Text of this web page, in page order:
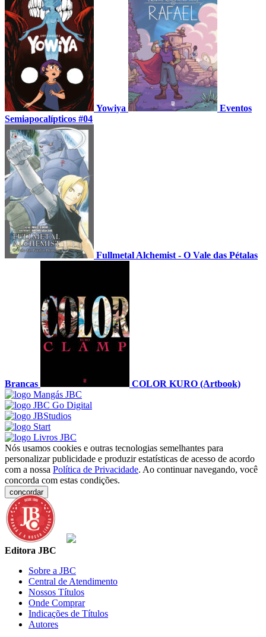
Yowiya
Eventos
Semiapocalípticos #04
Fullmetal Alchemist - O Vale das Pétalas
Brancas COLOR KURO (Artbook)
Nós usamos cookies e outras tecnologias semelhantes para
personalizar publicidade e produzir estatísticas de acesso de acordo
com a nossa Política de Privacidade. Ao continuar navegando, você
concorda com estas condições.
concordar
Editora JBC
Sobre a JBC
Central de Atendimento
Nossos Títulos
Onde Comprar
Indicações de Títulos
Autores